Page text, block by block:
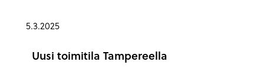
5.3.2025
Uusi toimitila Tampereella